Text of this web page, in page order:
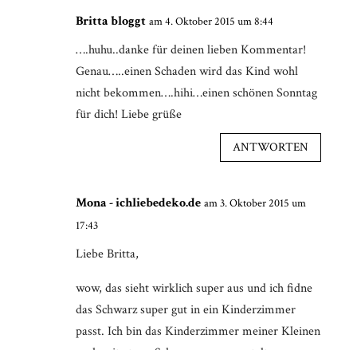
Britta bloggt am 4. Oktober 2015 um 8:44
….huhu..danke für deinen lieben Kommentar!
Genau…..einen Schaden wird das Kind wohl
nicht bekommen….hihi…einen schönen Sonntag
für dich! Liebe grüße
ANTWORTEN
Mona - ichliebedeko.de am 3. Oktober 2015 um
17:43
Liebe Britta,
wow, das sieht wirklich super aus und ich fidne
das Schwarz super gut in ein Kinderzimmer
passt. Ich bin das Kinderzimmer meiner Kleinen